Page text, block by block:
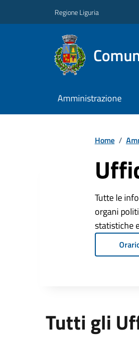
Regione Liguria
Amministrazione
Home /
Tutte le
organi
statistiche
Tutti gli